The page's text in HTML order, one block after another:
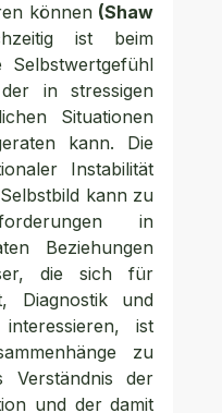
können (Shaw
ist beim
Selbstwertgefühl
in stressigen
Situationen
kann. Die
Instabilität
kann zu
in
Beziehungen
die sich für
Diagnostik und
interessieren, ist
zu
Verständnis der
und der damit